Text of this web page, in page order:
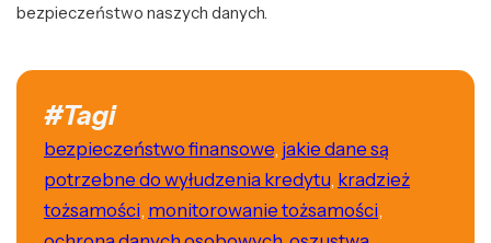
bezpieczeństwo naszych danych.
#Tagi
bezpieczeństwo finansowe, jakie dane są
potrzebne do wyłudzenia kredytu, kradzież
tożsamości, monitorowanie tożsamości,